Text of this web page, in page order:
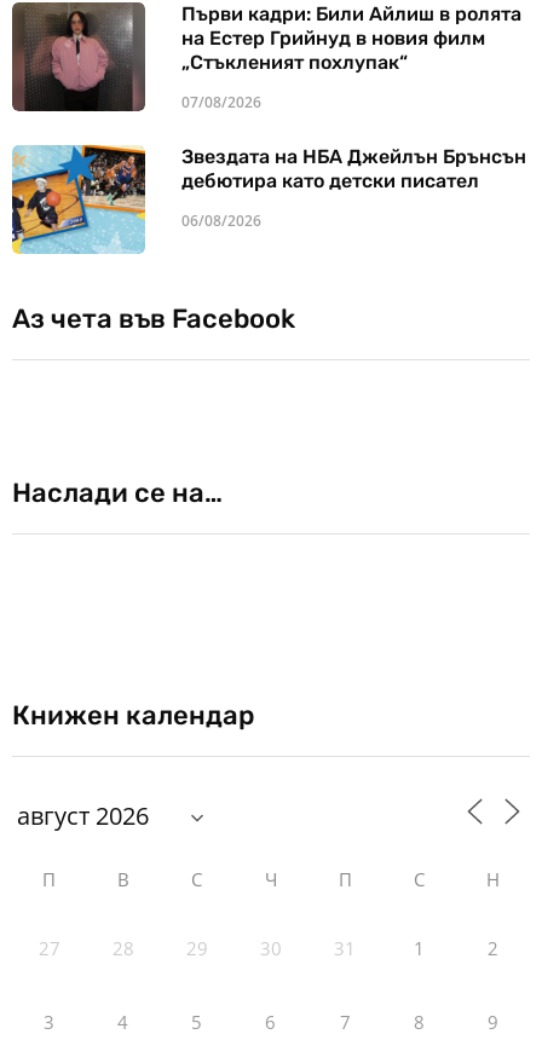
Първи кадри: Били Айлиш в ролята
на Естер Грийнуд в новия филм
„Стъкленият похлупак“
07/08/2026
Звездата на НБА Джейлън Брънсън
дебютира като детски писател
06/08/2026
Аз чета във Facebook
Наслади се на…
Книжен календар
П В С Ч П С Н
27 28 29 30 31 1 2
3 4 5 6 7 8 9